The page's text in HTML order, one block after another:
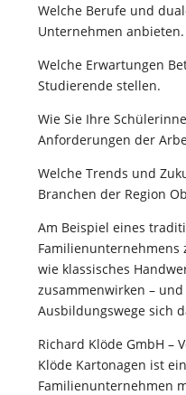
Welche Berufe und
Unternehmen anbieten.
Welche Erwartungen
Studierende stellen.
Wie Sie Ihre
Anforderungen der
Welche Trends und
Branchen der Region
Am Beispiel eines
Familienunternehmens
wie klassisches
zusammenwirken –
Ausbildungswege sich
Richard Klöde GmbH –
Klöde Kartonagen ist
Familienunternehmen